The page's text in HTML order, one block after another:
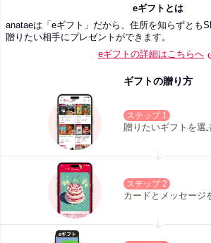
eギフトとは
anataeは「eギフト」だから、住所を知らずとも
贈りたい相手にプレゼントができます。
eギフトの詳細はこちらへ
ギフトの贈り方
ステップ 1
贈りたいギフトを選
ステップ 2
カードとメッセージ